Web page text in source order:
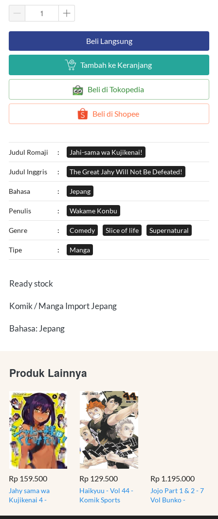
`Beli Langsung
` Tambah ke Keranjang
` Beli di Tokopedia
` Beli di Shopee
Judul Romaji : Jahi-sama wa Kujikenai!
Judul Inggris : The Great Jahy Will Not Be Defeated!
Bahasa : Jepang
Penulis : Wakame Konbu
Genre : Comedy Slice of life Supernatural
Tipe : Manga
Ready stock
Komik / Manga Import Jepang
Bahasa: Jepang
Produk Lainnya
Rp 159.500
Jahy sama wa
Kujikenai 4 -
Rp 129.500
Haikyuu - Vol 44 -
Komik Sports
Rp 1.195.000
Jojo Part 1 & 2 - 7
Vol Bunko -